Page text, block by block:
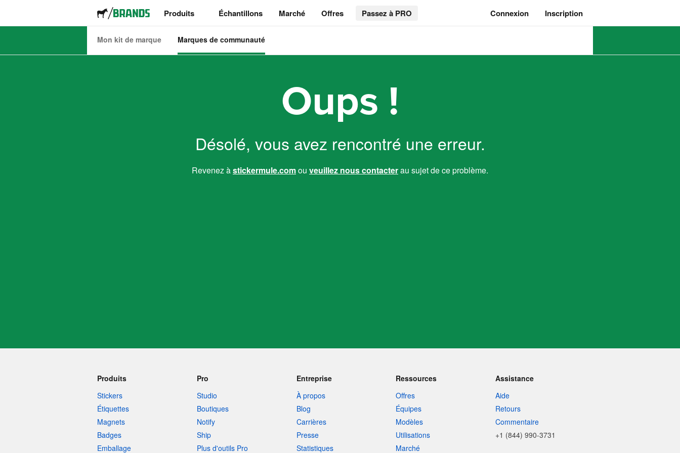
Produits
Stickers
Badges
Emballage
Échantillons Marché Offres Passez à PRO Connexion Inscription
Mon kit de marque Marques de communauté
Oups !
Désolé, vous avez rencontré une erreur.
Revenez àstickermule.comou veuillez nous contacterau sujet de ce problème.
Produits
Stickers
Étiquettes
Magnets
Badges
Emballage
Pro
Studio
Boutiques
Notify
Ship
Plus d'outils Pro
Entreprise
À propos
Blog
Carrières
Presse
Statistiques
Ressources
Offres
Équipes
Modèles
Utilisations
Marché
Assistance
Aide
Retours
Commentaire
+1 (844) 990-3731